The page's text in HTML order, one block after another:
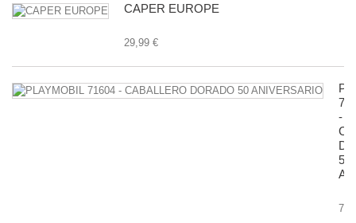
CAPER EUROPE
29,99 €
-
50